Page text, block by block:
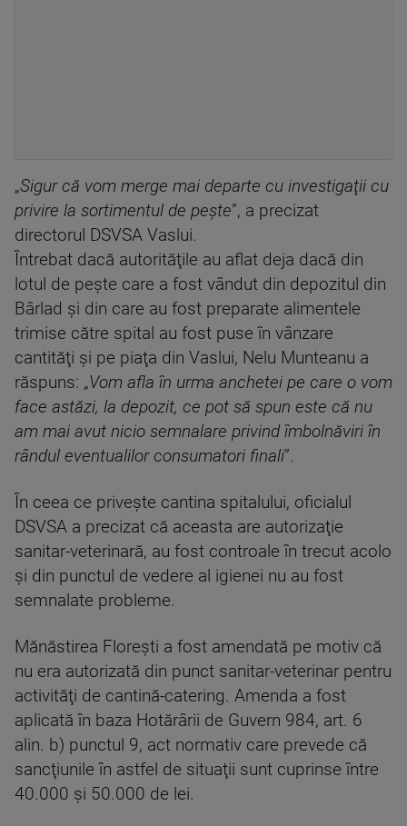
„Sigur că vom merge mai departe cu investigaţii cu
privire la sortimentul de peşte”, a precizat
directorul DSVSA Vaslui.
Întrebat dacă autorităţile au aflat deja dacă din
lotul de peşte care a fost vândut din depozitul din
Bârlad şi din care au fost preparate alimentele
trimise către spital au fost puse în vânzare
cantităţi şi pe piaţa din Vaslui, Nelu Munteanu a
răspuns: „Vom afla în urma anchetei pe care o vom
face astăzi, la depozit, ce pot să spun este că nu
am mai avut nicio semnalare privind îmbolnăviri în
rândul eventualilor consumatori finali”.
În ceea ce priveşte cantina spitalului, oficialul
DSVSA a precizat că aceasta are autorizaţie
sanitar-veterinară, au fost controale în trecut acolo
şi din punctul de vedere al igienei nu au fost
semnalate probleme.
Mănăstirea Floreşti a fost amendată pe motiv că
nu era autorizată din punct sanitar-veterinar pentru
activităţi de cantină-catering. Amenda a fost
aplicată în baza Hotărârii de Guvern 984, art. 6
alin. b) punctul 9, act normativ care prevede că
sancţiunile în astfel de situaţii sunt cuprinse între
40.000 şi 50.000 de lei.